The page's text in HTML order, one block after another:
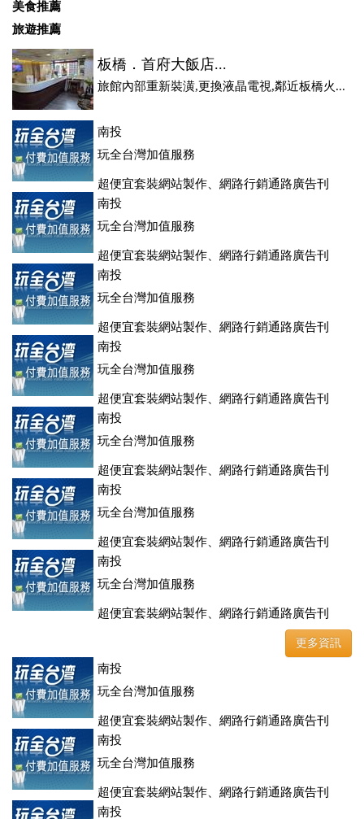
美食推薦
旅遊推薦
板橋．首府大飯店...
旅館內部重新裝潢,更換液晶電視,鄰近板橋火...
南投
玩全台灣加值服務
超便宜套裝網站製作、網路行銷通路廣告刊
登、訂房系統、客房委託旅行社銷售，全面優惠中....
南投
玩全台灣加值服務
超便宜套裝網站製作、網路行銷通路廣告刊
登、訂房系統、客房委託旅行社銷售，全面優惠中....
南投
玩全台灣加值服務
超便宜套裝網站製作、網路行銷通路廣告刊
登、訂房系統、客房委託旅行社銷售，全面優惠中....
南投
玩全台灣加值服務
超便宜套裝網站製作、網路行銷通路廣告刊
登、訂房系統、客房委託旅行社銷售，全面優惠中....
南投
玩全台灣加值服務
超便宜套裝網站製作、網路行銷通路廣告刊
登、訂房系統、客房委託旅行社銷售，全面優惠中....
南投
玩全台灣加值服務
超便宜套裝網站製作、網路行銷通路廣告刊
登、訂房系統、客房委託旅行社銷售，全面優惠中....
南投
玩全台灣加值服務
超便宜套裝網站製作、網路行銷通路廣告刊
登、訂房系統、客房委託旅行社銷售，全面優惠中....
更多資訊
南投
玩全台灣加值服務
超便宜套裝網站製作、網路行銷通路廣告刊
登、訂房系統、客房委託旅行社銷售，全面優惠中....
南投
玩全台灣加值服務
超便宜套裝網站製作、網路行銷通路廣告刊
登、訂房系統、客房委託旅行社銷售，全面優惠中....
南投